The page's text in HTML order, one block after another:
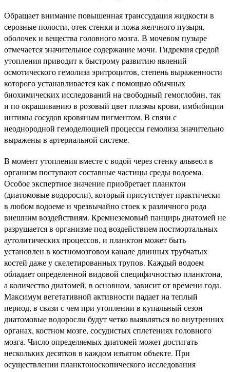
Обращает внимание повышенная транссудация жидкости в
серозные полости, отек стенки и ложа желчного пузыря,
оболочек и вещества головного мозга. В мочевом пузыре
отмечается значительное содержание мочи. Гидремия средой
утопления приводит к быстрому развитию явлений
осмотического гемолиза эритроцитов, степень выраженности
которого устанавливается как с помощью обычных
биохимических исследований на свободный гемоглобин, так
и по окрашиванию в розовый цвет плазмы крови, имбибиции
интимы сосудов кровяным пигментом. В связи с
неоднородной гемоделюцией процессы гемолиза значительно
выражены в артериальной системе.
В момент утопления вместе с водой через стенку альвеол в
организм поступают составные частицы среды водоема.
Особое экспертное значение приобретает планктон
(диатомовые водоросли), который присутствует практически
в любом водоеме и чрезвычайно стоек к различного рода
внешним воздействиям. Кремнеземовый панцирь диатомей не
разрушается в организме под воздействием постмортальных
аутолитических процессов, и планктон может быть
установлен в костномозговом канале длинных трубчатых
костей даже у скелетированных трупов. Каждый водоем
обладает определенной видовой специфичностью планктона,
а количество диатомей, в основном, зависит от времени года.
Максимум вегетативной активности падает на теплый
период, в связи с чем при утоплении в купальный сезон
диатомовые водоросли будут четко выявляться во внутренних
органах, костном мозге, сосудистых сплетениях головного
мозга. Число определяемых диатомей может достигать
нескольких десятков в каждом изъятом объекте. При
осуществлении планктоноскопического исследования